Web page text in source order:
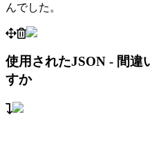
んでした。
使用されたJSON - 間違
すか